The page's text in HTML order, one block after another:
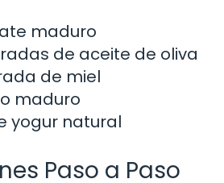
maduro
de aceite de oliva
de miel
maduro
yogur natural
Paso a Paso